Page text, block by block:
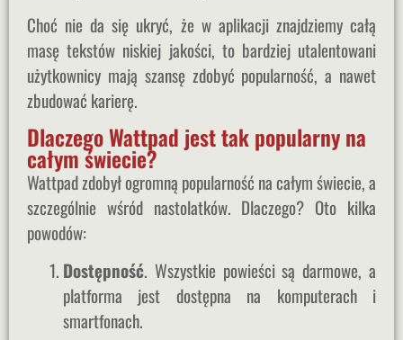
Choć nie da się ukryć, że w aplikacji znajdziemy całą
masę tekstów niskiej jakości, to bardziej utalentowani
użytkownicy mają szansę zdobyć popularność, a nawet
zbudować karierę.
Dlaczego Wattpad jest tak popularny na
całym świecie?
Wattpad zdobył ogromną popularność na całym świecie, a
szczególnie wśród nastolatków. Dlaczego? Oto kilka
powodów:
Dostępność. Wszystkie powieści są darmowe, a
platforma jest dostępna na komputerach i
smartfonach.